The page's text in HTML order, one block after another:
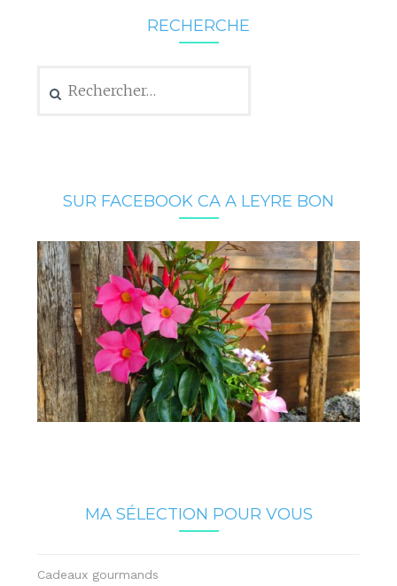
RECHERCHE
SUR FACEBOOK CA A LEYRE BON
MA SÉLECTION POUR VOUS
Cadeaux gourmands